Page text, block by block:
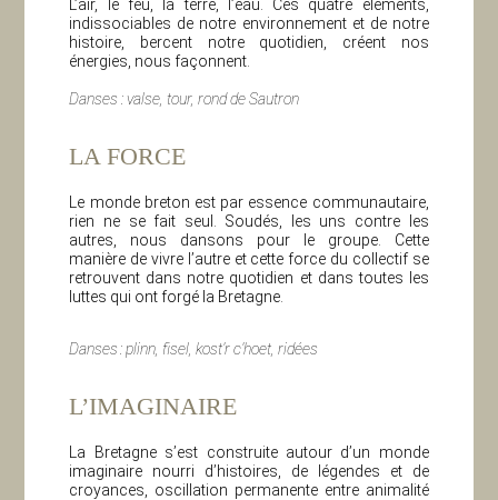
L’air, le feu, la terre, l’eau. Ces quatre éléments,
indissociables de notre environnement et de notre
histoire, bercent notre quotidien, créent nos
énergies, nous façonnent.
Danses : valse, tour, rond de Sautron
LA FORCE
Le monde breton est par essence communautaire,
rien ne se fait seul. Soudés, les uns contre les
autres, nous dansons pour le groupe. Cette
manière de vivre l’autre et cette force du collectif se
retrouvent dans notre quotidien et dans toutes les
luttes qui ont forgé la Bretagne.
Danses : plinn, fisel, kost’r c’hoet, ridées
L’IMAGINAIRE
La Bretagne s’est construite autour d’un monde
imaginaire nourri d’histoires, de légendes et de
croyances, oscillation permanente entre animalité